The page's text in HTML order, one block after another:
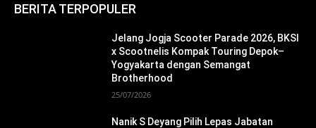
BERITA TERPOPULER
Jelang Jogja Scooter Parade 2026, BKSI
x Scootnelis Kompak Touring Depok–
Yogyakarta dengan Semangat
Brotherhood
25/07/2026
Nanik S Deyang Pilih Lepas Jabatan